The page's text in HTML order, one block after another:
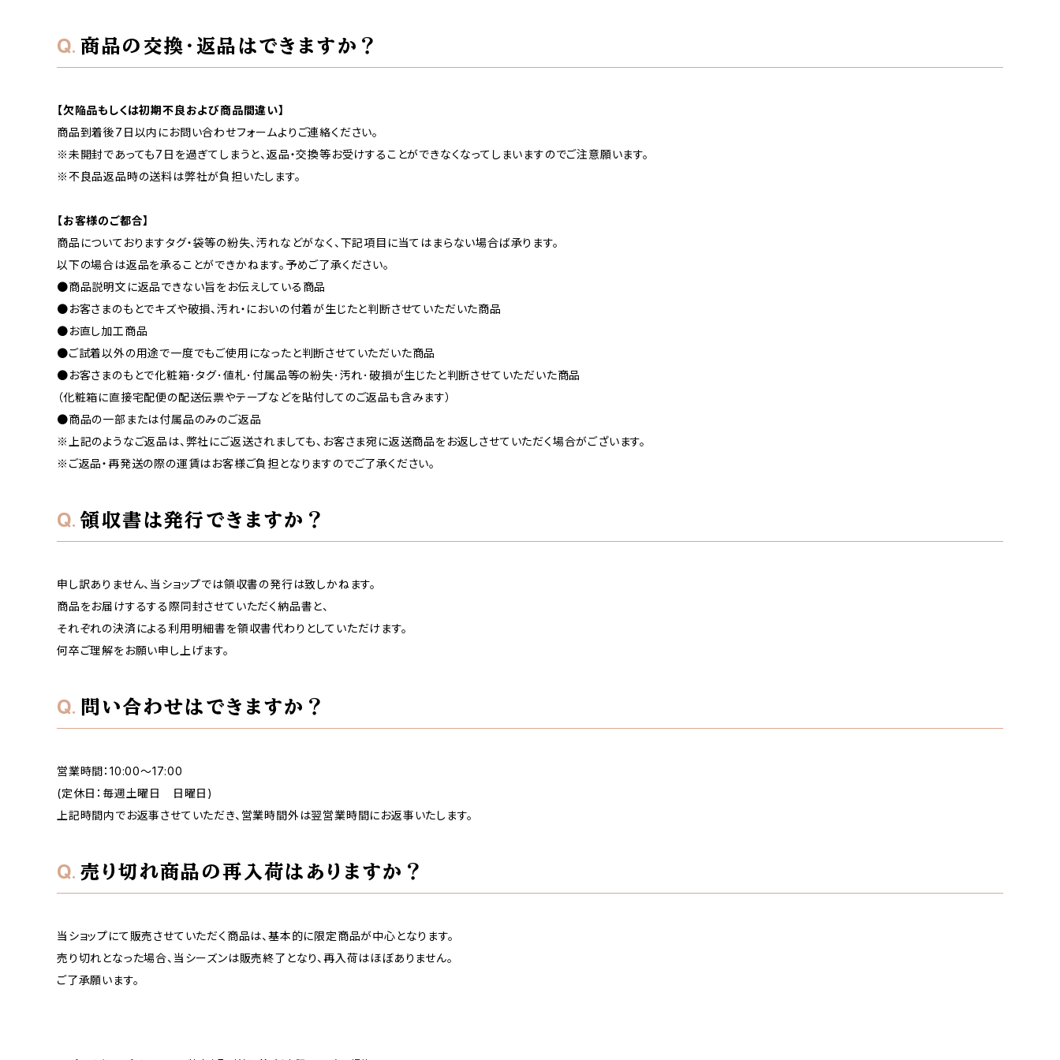
商品の交換・返品はできますか？
【欠陥品もしくは初期不良および商品間違い】
商品到着後7日以内にお問い合わせフォームよりご連絡ください。
※未開封であっても7日を過ぎてしまうと、返品・交換等お受けすることができなくなってしまいますのでご注意願います。
※不良品返品時の送料は弊社が負担いたします。
【お客様のご都合】
商品についておりますタグ・袋等の紛失、汚れなどがなく、下記項目に当てはまらない場合ば承ります。
以下の場合は返品を承ることができかねます。予めご了承ください。
●商品説明文に返品できない旨をお伝えしている商品
●お客さまのもとでキズや破損、汚れ・においの付着が生じたと判断させていただいた商品
●お直し加工商品
●ご試着以外の用途で一度でもご使用になったと判断させていただいた商品
●お客さまのもとで化粧箱･タグ･値札･付属品等の紛失･汚れ･破損が生じたと判断させていただいた商品
（化粧箱に直接宅配便の配送伝票やテープなどを貼付してのご返品も含みます）
●商品の一部または付属品のみのご返品
※上記のようなご返品は、弊社にご返送されましても、お客さま宛に返送商品をお返しさせていただく場合がございます。
※ご返品・再発送の際の運賃はお客様ご負担となりますのでご了承ください。
領収書は発行できますか？
申し訳ありません、当ショップでは領収書の発行は致しかねます。
商品をお届けするする際同封させていただく納品書と、
それぞれの決済による利用明細書を領収書代わりとしていただけます。
何卒ご理解をお願い申し上げます。
問い合わせはできますか？
営業時間：10:00～17:00
(定休日：毎週土曜日 日曜日)
上記時間内でお返事させていただき、営業時間外は翌営業時間にお返事いたします。
売り切れ商品の再入荷はありますか？
当ショップにて販売させていただく商品は、基本的に限定商品が中心となります。
売り切れとなった場合、当シーズンは販売終了となり、再入荷はほぼありません。
ご了承願います。